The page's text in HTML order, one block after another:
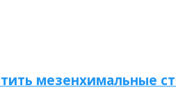
мезенхимальные